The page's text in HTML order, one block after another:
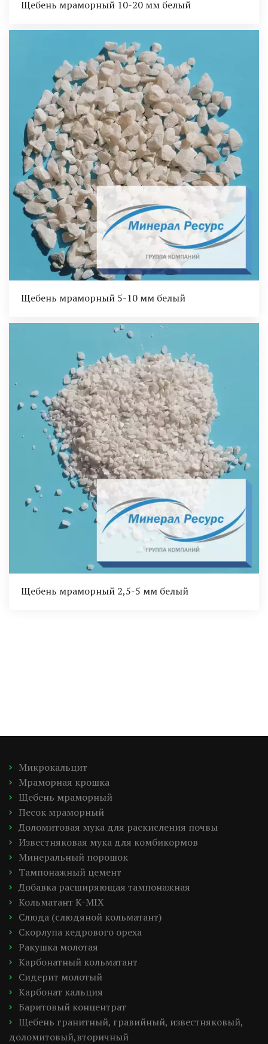
Щебень мраморный 10-20 мм белый
Щебень мраморный 5-10 мм белый
Щебень мраморный 2,5-5 мм белый
Микрокальцит
Мраморная крошка
Щебень мраморный
Песок мраморный
Доломитовая мука для раскисления почвы
Известняковая мука для комбикормов
Минеральный порошок
Тампонажный цемент
Добавка расширяющая тампонажная
Кольматант K-MIX
Слюда (слюдяной кольматант)
Скорлупа кедрового ореха
Ракушка молотая
Карбонатный кольматант
Сидерит молотый
Карбонат кальция
Баритовый концентрат
Щебень гранитный, гравийный, известняковый,
доломитовый,вторичный